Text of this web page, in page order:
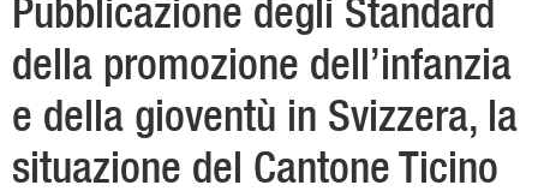
Pubblicazione degli Standard
della promozione dell’infanzia
e della gioventù in Svizzera, la
situazione del Cantone Ticino